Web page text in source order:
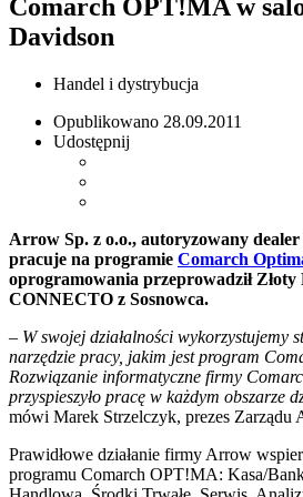
Comarch OPT!MA w
Davidson
Handel i dystrybucja
Opublikowano 28.09.2011
Udostępnij
Arrow Sp. z o.o., autoryzowany
pracuje na programie Comarch
oprogramowania przeprowadził
CONNECTO z Sosnowca.
– W swojej działalności wykorzystujemy
narzędzie pracy, jakim jest program
Rozwiązanie informatyczne firmy
przyspieszyło pracę w każdym obszarze
mówi Marek Strzelczyk, prezes Zarządu
Prawidłowe działanie firmy Arrow
programu Comarch OPT!MA: Kasa/